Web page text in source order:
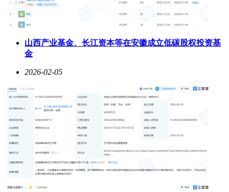
山西产业基金、长江资本等在安徽成立低碳股权投资基
金
2026-02-05